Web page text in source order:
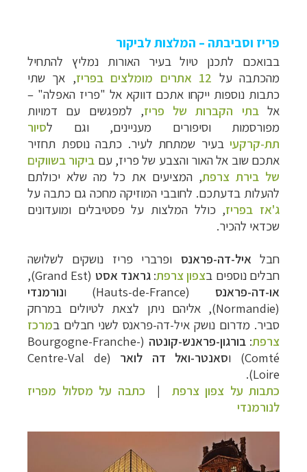
פריז וסביבתה – המלצות לביקור
בבואכם לתכנן טיול בעיר האורות נמליץ להתחיל
מהכתבה על 12 אתרים מומלצים בפריז
, אך שתי
כתבות נוספות ייקחו אתכם דווקא אל "פריז האפלה" –
אלבתי הקברות של פריז, למפגשים עם דמויות
מפורסמות וסיפורים מעניינים, וגם לסיור
תת-קרקעי בעיר שמתחת לעיר. כתבה נוספת תחזיר
אתכם שוב אל האור והצבע של פריז, עם ביקור בשווקים
של בירת צרפת, המציעים את כל מה שלא יכולתם
להעלות בדעתכם. לחובבי המוזיקה מחכה גם כתבה על
ג'אז בפריז, כולל המלצות על פסטיבלים ומועדונים
שכדאי להכיר.
חבל איל-דה-פראנס ופרברי פריז נושקים לשלושה
חבלים נוספים בצפון צרפת:גראנד אסט (Grand Est),
או-דה-פראנס (Hauts-de-France) ו
נורמנדי
(Normandie), אליהם ניתן לצאת לטיולים במרחק
סביר. מדרום נושק איל-דה-פראנס לשני חבלים במרכז
צרפת:בורגון-פראנש-קונטה (Bourgogne-Franche-
Comté) ו
סאנטר-ואל דה לואר
(Centre-Val de
Loire).
כתבות על צפון צרפת
| כתבה על מסלול מפריז
לנורמנדי